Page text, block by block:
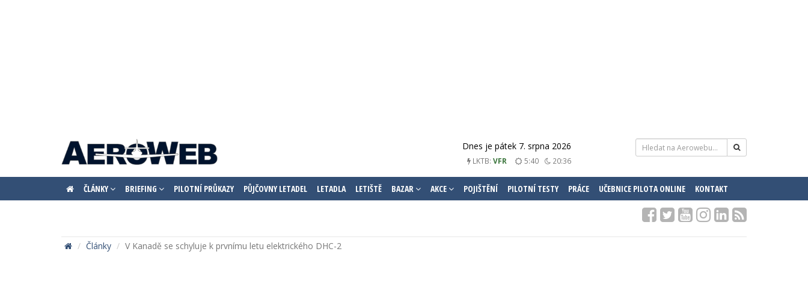
Dnes je pátek 7. srpna 2026
LKTB: VFR 5:40 20:36
ČLÁNKY BRIEFING PILOTNÍ PRŮKAZY PŮJČOVNY LETADEL LETADLA LETIŠTĚ BAZAR AKCE POJIŠTĚNÍ PILOTNÍ TESTY PRÁCE UČEBNICE PILOTA ONLINE KONTAKT
Články V Kanadě se schyluje k prvnímu letu elektrického DHC-2